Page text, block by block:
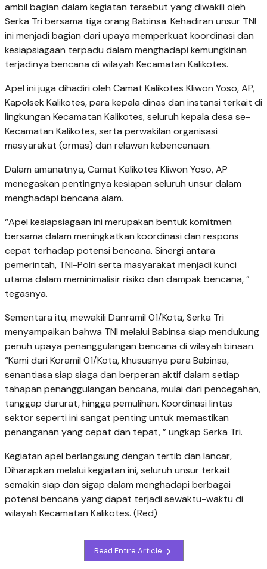
ambil bagian dalam kegiatan tersebut yang diwakili oleh
Serka Tri bersama tiga orang Babinsa. Kehadiran unsur TNI
ini menjadi bagian dari upaya memperkuat koordinasi dan
kesiapsiagaan terpadu dalam menghadapi kemungkinan
terjadinya bencana di wilayah Kecamatan Kalikotes.
Apel ini juga dihadiri oleh Camat Kalikotes Kliwon Yoso, AP,
Kapolsek Kalikotes, para kepala dinas dan instansi terkait di
lingkungan Kecamatan Kalikotes, seluruh kepala desa se-
Kecamatan Kalikotes, serta perwakilan organisasi
masyarakat (ormas) dan relawan kebencanaan.
Dalam amanatnya, Camat Kalikotes Kliwon Yoso, AP
menegaskan pentingnya kesiapan seluruh unsur dalam
menghadapi bencana alam.
“Apel kesiapsiagaan ini merupakan bentuk komitmen
bersama dalam meningkatkan koordinasi dan respons
cepat terhadap potensi bencana. Sinergi antara
pemerintah, TNI-Polri serta masyarakat menjadi kunci
utama dalam meminimalisir risiko dan dampak bencana, ”
tegasnya.
Sementara itu, mewakili Danramil 01/Kota, Serka Tri
menyampaikan bahwa TNI melalui Babinsa siap mendukung
penuh upaya penanggulangan bencana di wilayah binaan.
“Kami dari Koramil 01/Kota, khususnya para Babinsa,
senantiasa siap siaga dan berperan aktif dalam setiap
tahapan penanggulangan bencana, mulai dari pencegahan,
tanggap darurat, hingga pemulihan. Koordinasi lintas
sektor seperti ini sangat penting untuk memastikan
penanganan yang cepat dan tepat, ” ungkap Serka Tri.
Kegiatan apel berlangsung dengan tertib dan lancar,
Diharapkan melalui kegiatan ini, seluruh unsur terkait
semakin siap dan sigap dalam menghadapi berbagai
potensi bencana yang dapat terjadi sewaktu-waktu di
wilayah Kecamatan Kalikotes. (Red)
Read Entire Article